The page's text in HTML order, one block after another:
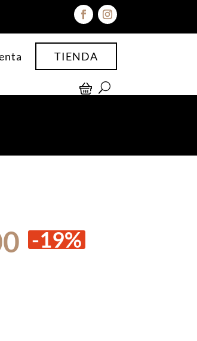
TIENDA
El
precio
-19%